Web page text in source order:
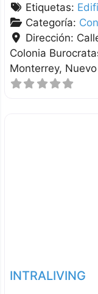
Etiquetas:
Categoría:
Dirección:
Colonia
Monterrey
INTRALIVING